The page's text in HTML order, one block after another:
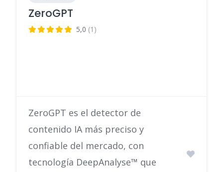
ZeroGPT
5,0 (1)
ZeroGPT es el detector de
contenido IA más preciso y
confiable del mercado, con
tecnología DeepAnalyse™ que